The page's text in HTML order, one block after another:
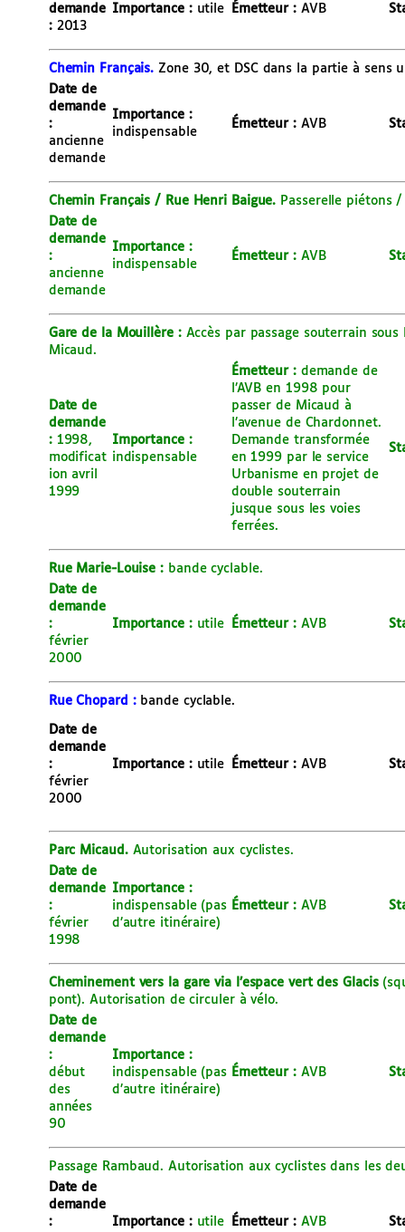
demande
:2013
Importance : utile Émetteur :AVB
Chemin Français. Zone 30, et DSC dans la partie à sens
Date de
demande
:
ancienne
demande
Importance :
indispensable
Émetteur :AVB
Chemin Français / Rue Henri Baigue. Passerelle piétons
Date de
demande
:
ancienne
demande
Importance :
indispensable
Émetteur :AVB
Gare de la Mouillère : Accès par passage souterrain
Micaud.
Date de
demande
: 1998,
modificat
ion avril
1999
Importance :
indispensable
Émetteur :demande de
l’AVB en 1998 pour
passer de Micaud à
l’avenue de Chardonnet.
Demande transformée
en 1999 par le service
Urbanisme en projet de
double souterrain
jusque sous les voies
ferrées.
Rue Marie-Louise : bande cyclable.
Date de
demande
:
février
2000
Importance : utile Émetteur :AVB
Rue Chopard :bande cyclable.
Date de
demande
:
février
2000
Importance : utile Émetteur :AVB
Parc Micaud. Autorisation aux cyclistes.
Date de
demande
:
février
1998
Importance :
indispensable (pas
d’autre itinéraire)
Émetteur :AVB
Cheminement vers la gare via l’espace vert des Glacis
pont). Autorisation de circuler à vélo.
Date de
demande
:
début
des
années
90
Importance :
indispensable (pas
d’autre itinéraire)
Émetteur :AVB
Passage Rambaud. Autorisation aux cyclistes dans les
Date de
demande
:
Importance : utile Émetteur : AVB